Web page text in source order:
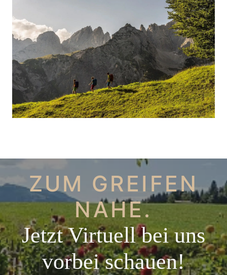
ZUM GREIFEN
NAHE.
Jetzt Virtuell bei uns
vorbei schauen!